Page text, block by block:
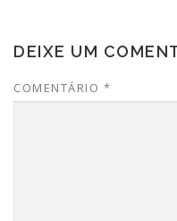
DEIXE UM
COMENTÁRIO *